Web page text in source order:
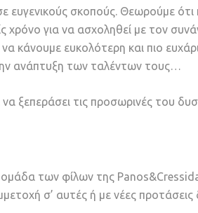
ευγενικούς σκοπούς. Θεωρούμε
χρόνο για να ασχοληθεί με τον
κάνουμε ευκολότερη και πιο
ανάπτυξη των ταλέντων τους…
ξεπεράσει τις προσωρινές του
των φίλων της
σ’ αυτές ή με νέες